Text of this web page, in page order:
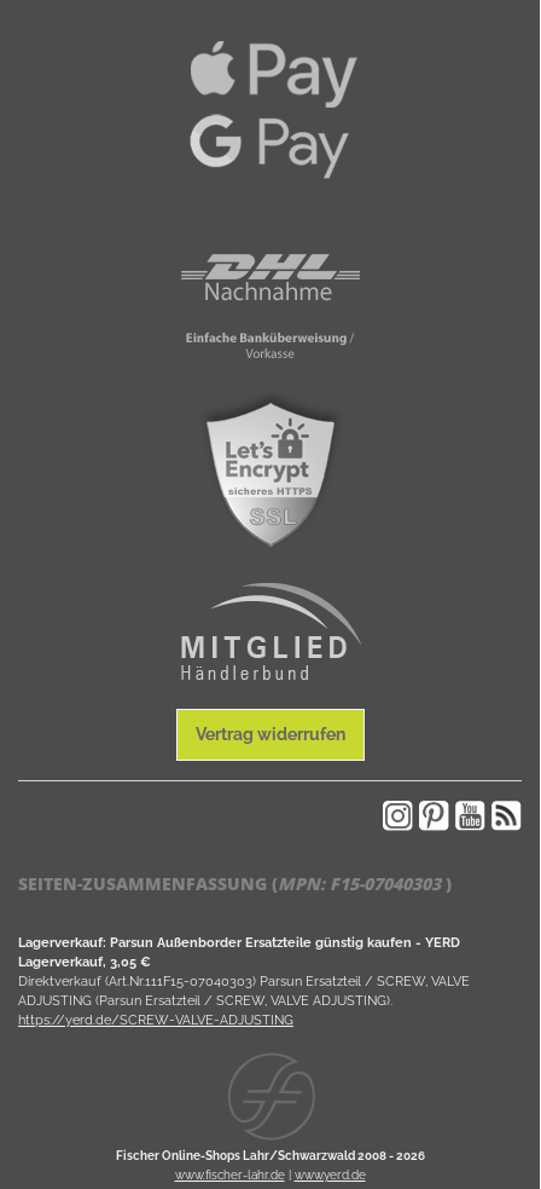
Vertrag widerrufen
SEITEN-ZUSAMMENFASSUNG (MPN: F15-07040303)
Lagerverkauf: Parsun Außenborder Ersatzteile günstig kaufen - YERD
Lagerverkauf, 3,05 €
Direktverkauf (Art.Nr.111F15-07040303) Parsun Ersatzteil / SCREW, VALVE
ADJUSTING (Parsun Ersatzteil / SCREW, VALVE ADJUSTING).
https://yerd.de/SCREW-VALVE-ADJUSTING
Fischer Online-Shops Lahr/Schwarzwald 2008 -2026
www.fischer-lahr.de| www.yerd.de